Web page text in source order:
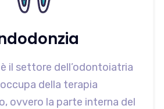
è il settore dell’odontoiatria
della terapia
ovvero la parte interna del